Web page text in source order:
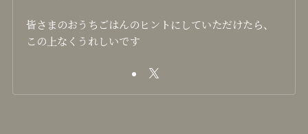
皆さまのおうちごはんのヒントにしていただけたら、
この上なくうれしいです